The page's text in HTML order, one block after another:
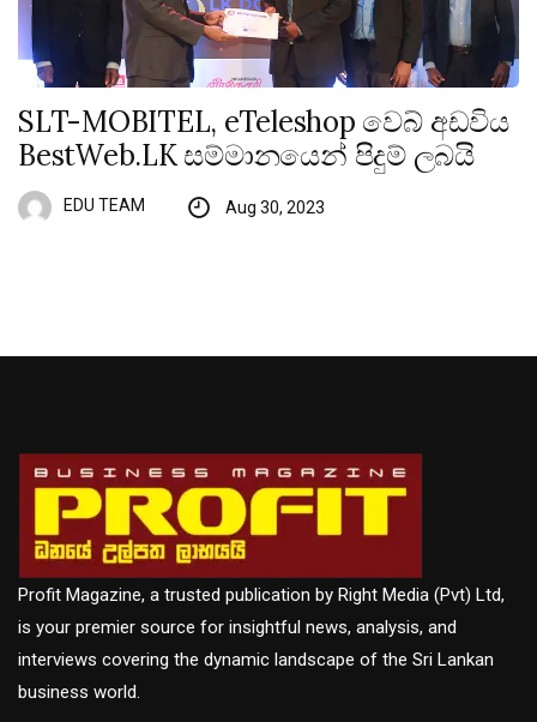
SLT-MOBITEL, eTeleshop වෙබ් අඩවිය
BestWeb.LK සම්මානයෙන් පිදුම් ලබයි
EDU TEAM Aug 30, 2023
Profit Magazine, a trusted publication by Right Media (Pvt) Ltd,
is your premier source for insightful news, analysis, and
interviews covering the dynamic landscape of the Sri Lankan
business world.